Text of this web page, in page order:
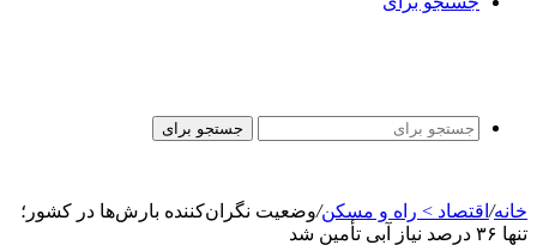
جستجو برای
خانه/ اقتصاد > راه و مسکن/وضعیت نگران‌کننده بارش‌ها در کشور؛
تنها ۳۶ درصد نیاز آبی تأمین شد